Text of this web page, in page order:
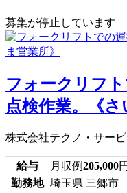
募集が停止しています
フォークリフ
点検作業。《さ
株式会社テクノ・サー
給与 月収例205,000円
勤務地 埼玉県 三郷市